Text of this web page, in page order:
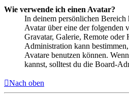
Wie verwende ich einen Avatar?
In deinem persönlichen Bereich
Avatar über eine der folgenden
Gravatar, Galerie, Remote
Administration kann
Avatare benutzen können.
kannst, solltest du die Board-
Nach oben